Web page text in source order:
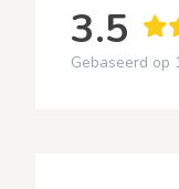
3.5
Gebaseerd op